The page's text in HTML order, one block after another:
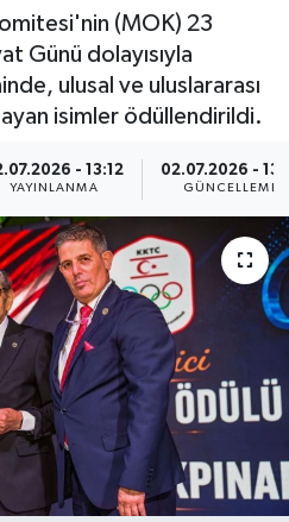
(MOK) 23
Günü dolayısıyla
ulusal ve uluslararası
isimler ödüllendirildi.
- 13:12
YAYINLANMA
02.07.2026 -
GÜNCELLEME